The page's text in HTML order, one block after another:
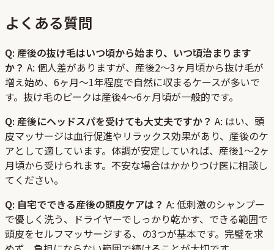
よくある質問
Q: 産後の抜け毛はいつ頃から始まり、いつ頃治まります
か？ A: 個人差がありますが、産後2〜3ヶ月頃から抜け毛が
増え始め、6ヶ月〜1年程度で自然に収まるケースが多いで
す。抜け毛のピークは産後4〜6ヶ月頃が一般的です。
Q: 産後にヘッドスパを受けても大丈夫ですか？ A: はい、頭
皮マッサージは血行促進やリラックス効果があり、産後のケ
アとして適しています。体調が安定していれば、産後1〜2ヶ
月頃から受けられます。不安な場合はかかりつけ医に相談し
てください。
Q: 自宅でできる産後の頭皮ケアは？ A: 低刺激のシャンプー
で優しく洗う、ドライヤーでしっかり乾かす、できる範囲で
頭皮をセルフマッサージする、の3つが基本です。完璧を求